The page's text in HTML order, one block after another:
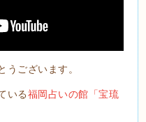
うございます。
いる福岡占いの館「宝琉